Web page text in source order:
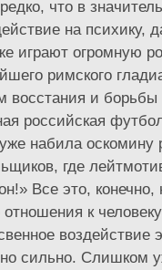
что в
на психику,
играют огромную
римского
восстания и
российская
набила оскомину
где
Все это, конечно,
отношения к
воздействие
сильно. Слишком